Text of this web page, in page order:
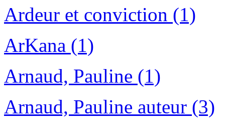
Ardeur et conviction (1)
ArKana (1)
Arnaud, Pauline (1)
Arnaud, Pauline auteur (3)